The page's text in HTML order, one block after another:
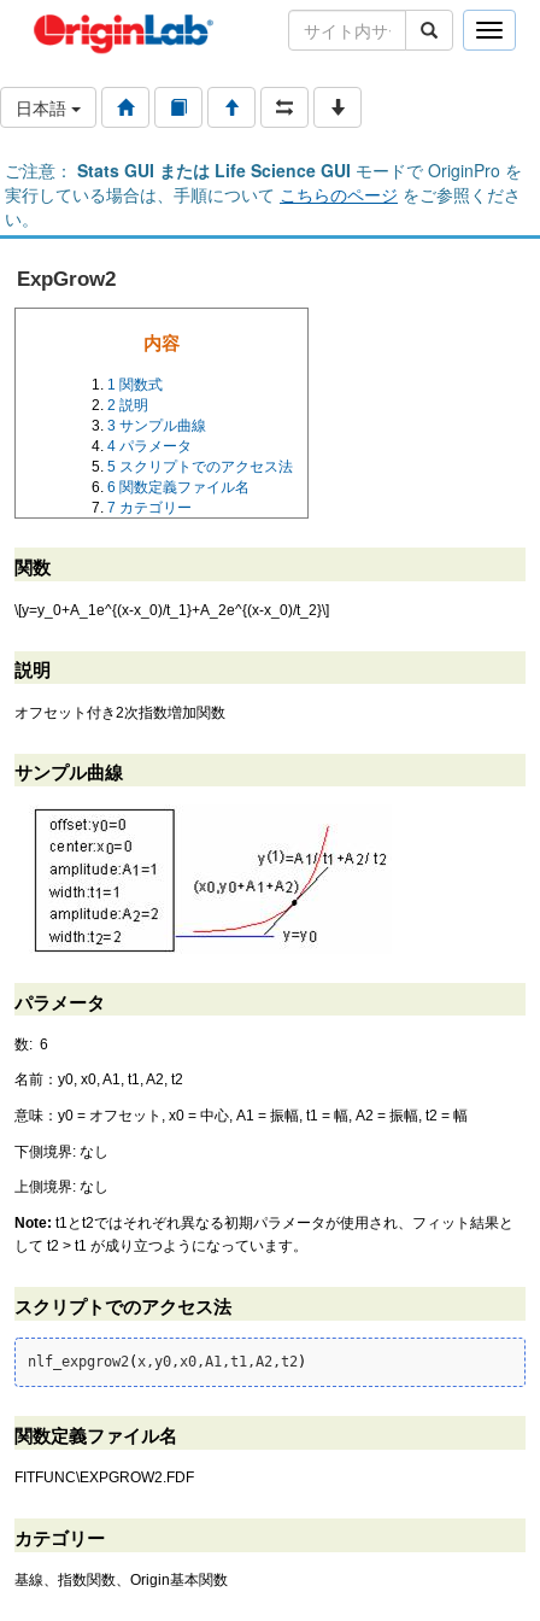
Toggle
日本語
ご注意： Stats GUI または Life Science GUI モードで OriginPro を
実行している場合は、手順について こちらのページ をご参照くださ
い。
ExpGrow2
内容
1 関数式
2 説明
3 サンプル曲線
4 パラメータ
5 スクリプトでのアクセス法
6 関数定義ファイル名
7 カテゴリー
関数
\[y=y_0+A_1e^{(x-x_0)/t_1}+A_2e^{(x-x_0)/t_2}\]
説明
オフセット付き2次指数増加関数
サンプル曲線
パラメータ
数: 6
名前：y0, x0, A1, t1, A2, t2
意味：y0 = オフセット, x0 = 中心, A1 = 振幅, t1 = 幅, A2 = 振幅, t2 = 幅
下側境界: なし
上側境界: なし
Note: t1とt2ではそれぞれ異なる初期パラメータが使用され、フィット結果と
して t2 > t1 が成り立つようになっています。
スクリプトでのアクセス法
nlf_expgrow2(x,y0,x0,A1,t1,A2,t2)
関数定義ファイル名
FITFUNC\EXPGROW2.FDF
カテゴリー
基線、指数関数、Origin基本関数